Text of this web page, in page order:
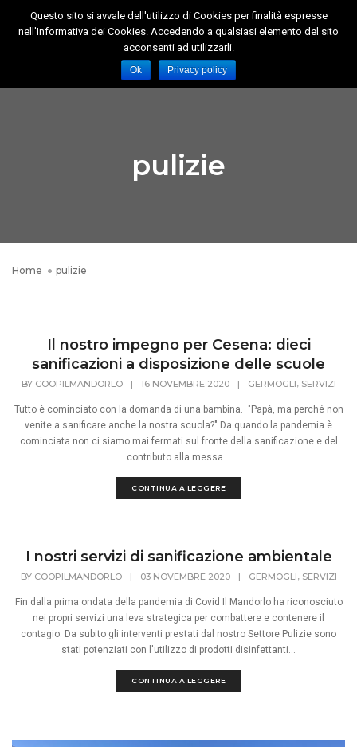
pulizie
Home pulizie
Il nostro impegno per Cesena: dieci
sanificazioni a disposizione delle scuole
BY COOPILMANDORLO | 16 NOVEMBRE 2020 | GERMOGLI, SERVIZI
Tutto è cominciato con la domanda di una bambina. "Papà, ma perché non
venite a sanificare anche la nostra scuola?" Da quando la pandemia è
cominciata non ci siamo mai fermati sul fronte della sanificazione e del
contributo alla messa...
CONTINUA A LEGGERE
I nostri servizi di sanificazione ambientale
BY COOPILMANDORLO | 03 NOVEMBRE 2020 | GERMOGLI, SERVIZI
Fin dalla prima ondata della pandemia di Covid Il Mandorlo ha riconosciuto
nei propri servizi una leva strategica per combattere e contenere il
contagio. Da subito gli interventi prestati dal nostro Settore Pulizie sono
stati potenziati con l'utilizzo di prodotti disinfettanti...
CONTINUA A LEGGERE
Questo sito si avvale dell'utilizzo di Cookies per finalità espresse
nell'Informativa dei Cookies. Accedendo a qualsiasi elemento del sito
acconsenti ad utilizzarli.
Ok Privacy policy